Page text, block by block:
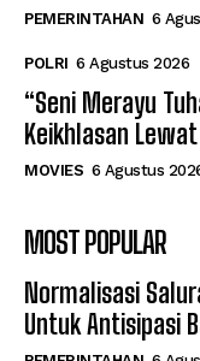
PEMERINTAHAN 6
POLRI 6 Agustus 2026
“Seni Merayu
Keikhlasan
MOVIES 6 Agustus
MOST POPULAR
Normalisasi
Untuk Antisipasi